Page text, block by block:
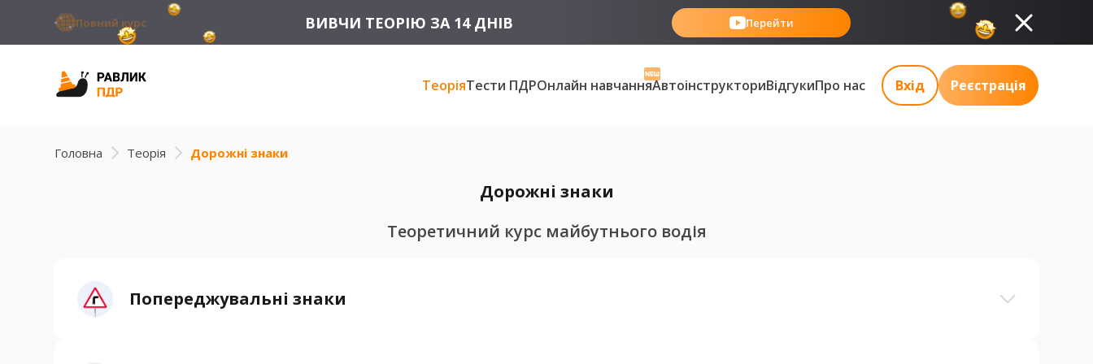
Повний курс ВИВЧИ ТЕОРІЮ ЗА 14 ДНІВ Перейти
ТеоріяТести ПДРОнлайн навчанняАвтоінструкториВідгукиПро нас Вхід Реєстрація
Головна Теорія Дорожні знаки
Дорожні знаки
Теоретичний курс майбутнього водія
Попереджувальні знаки